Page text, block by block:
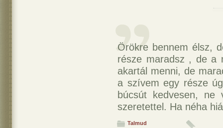
Örökre bennem élsz,
része maradsz , de a
akartál menni, de
a szívem egy része
búcsút kedvesen, ne
szeretettel. Ha néha
Talmud